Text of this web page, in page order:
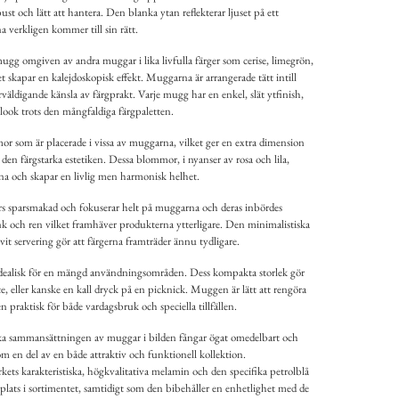
och lätt att hantera. Den blanka ytan reflekterar ljuset på ett
verkligen kommer till sin rätt.
omgiven av andra muggar i lika livfulla färger som cerise, limegrön,
en kalejdoskopisk effekt. Muggarna är arrangerade tätt intill
känsla av färgprakt. Varje mugg har en enkel, slät ytfinish,
trots den mångfaldiga färgpaletten.
som är placerade i vissa av muggarna, vilket ger en extra dimension
färgstarka estetiken. Dessa blommor, i nyanser av rosa och lila,
och skapar en livlig men harmonisk helhet.
och fokuserar helt på muggarna och deras inbördes
och ren vilket framhäver produkterna ytterligare. Den minimalistiska
servering gör att färgerna framträder ännu tydligare.
för en mängd användningsområden. Dess kompakta storlek gör
eller kanske en kall dryck på en picknick. Muggen är lätt att rengöra
praktisk för både vardagsbruk och speciella tillfällen.
sammansättningen av muggar i bilden fångar ögat omedelbart och
en del av en både attraktiv och funktionell kollektion.
karakteristiska, högkvalitativa melamin och den specifika petrolblå
i sortimentet, samtidigt som den bibehåller en enhetlighet med de